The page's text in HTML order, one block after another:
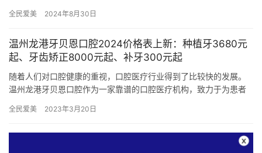
植…
全民爱美 2024年8月30日
温州龙港牙贝恩口腔2024价格表上新：种植牙3680元
起、牙齿矫正8000元起、补牙300元起
随着人们对口腔健康的重视，口腔医疗行业得到了比较快的发展。
温州龙港牙贝恩口腔作为一家靠谱的口腔医疗机构，致力于为患者
口腔在…
全民爱美 2023年3月20日